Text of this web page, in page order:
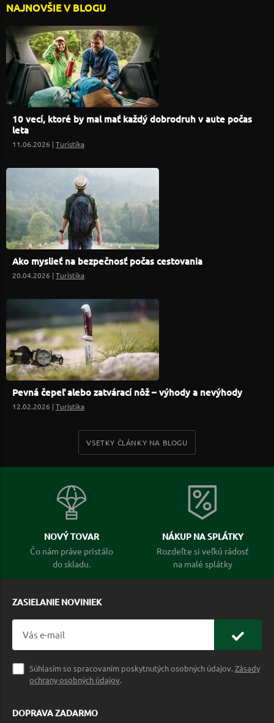
NAJNOVŠIE V BLOGU
10 vecí, ktoré by mal mať každý dobrodruh v aute počas
leta
11.06.2026 |Turistika
Ako myslieť na bezpečnosť počas cestovania
20.04.2026 |Turistika
Pevná čepeľ alebo zatvárací nôž – výhody a nevýhody
12.02.2026 |Turistika
VSETKY ČLÁNKY NA BLOGU
NOVÝ TOVAR
Čo nám práve pristálo
do skladu.
NÁKUP NA SPLÁTKY
Rozdeľte si veľkú rádosť
na malé splátky
ZASIELANIE NOVINIEK
Súhlasím so spracovaním poskytnutých osobných údajov.Zásady
ochrany osobných údajov.
DOPRAVA ZADARMO